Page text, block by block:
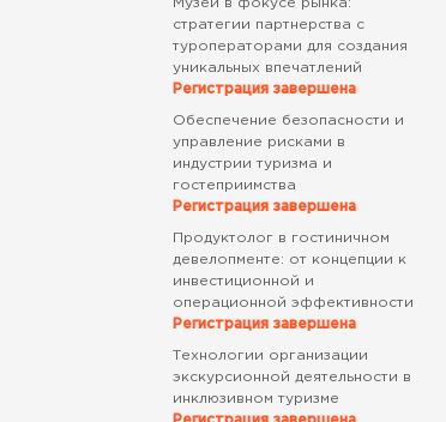
Музей в фокусе рынка:
стратегии партнерства с
туроператорами для создания
уникальных впечатлений
Регистрация завершена
Обеспечение безопасности и
управление рисками в
индустрии туризма и
гостеприимства
Регистрация завершена
Продуктолог в гостиничном
девелопменте: от концепции к
инвестиционной и
операционной эффективности
Регистрация завершена
Технологии организации
экскурсионной деятельности в
инклюзивном туризме